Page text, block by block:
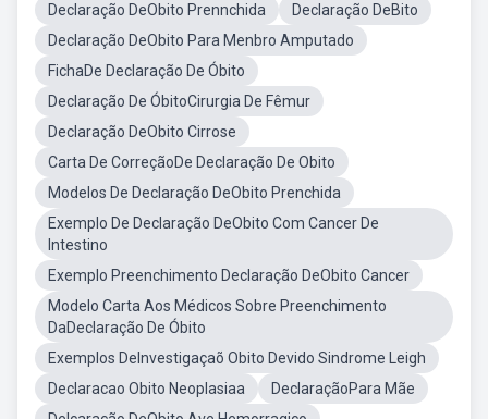
Declaração DeObito Prennchida
Declaração DeBito
Declaração DeObito Para Menbro Amputado
FichaDe Declaração De Óbito
Declaração De ÓbitoCirurgia De Fêmur
Declaração DeObito Cirrose
Carta De CorreçãoDe Declaração De Obito
Modelos De Declaração DeObito Prenchida
Exemplo De Declaração DeObito Com Cancer De
Intestino
Exemplo Preenchimento Declaração DeObito Cancer
Modelo Carta Aos Médicos Sobre Preenchimento
DaDeclaração De Óbito
Exemplos DeInvestigaçaõ Obito Devido Sindrome Leigh
Declaracao Obito Neoplasiaa
DeclaraçãoPara Mãe